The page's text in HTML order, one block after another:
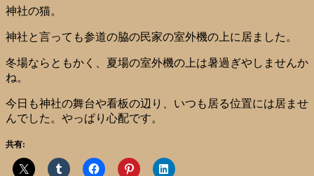
神社の猫。
神社と言っても参道の脇の民家の室外機の上に居ました。
冬場ならともかく、夏場の室外機の上は暑過ぎやしませんか
ね。
今日も神社の舞台や看板の辺り、いつも居る位置には居ませ
んでした。やっぱり心配です。
共有: